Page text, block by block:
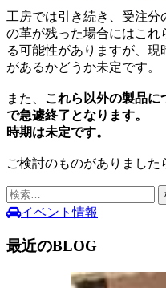
工房では引き続き、受注
の革が残った場合にはこ
る可能性がありますが、
があるかどうか未定です。
また、 これら以外の製品に
で急遽終了となります。
時期は未定です。
ご検討のものがありました
検
索:イベント情報
最近のBLOG